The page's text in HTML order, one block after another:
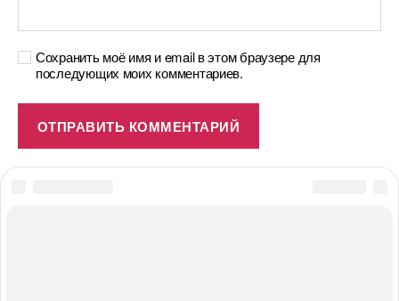
Сохранить моё имя и email в этом браузере для
последующих моих комментариев.